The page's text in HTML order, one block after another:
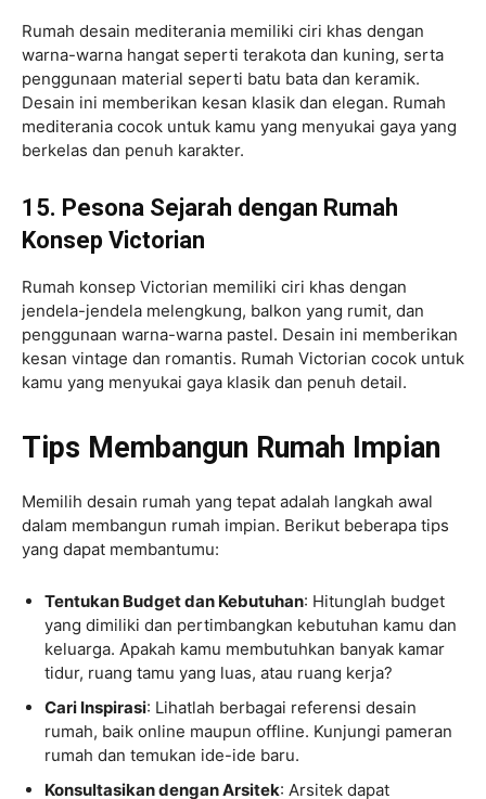
Rumah desain mediterania memiliki ciri khas dengan
warna-warna hangat seperti terakota dan kuning, serta
penggunaan material seperti batu bata dan keramik.
Desain ini memberikan kesan klasik dan elegan. Rumah
mediterania cocok untuk kamu yang menyukai gaya yang
berkelas dan penuh karakter.
15. Pesona Sejarah dengan Rumah
Konsep Victorian
Rumah konsep Victorian memiliki ciri khas dengan
jendela-jendela melengkung, balkon yang rumit, dan
penggunaan warna-warna pastel. Desain ini memberikan
kesan vintage dan romantis. Rumah Victorian cocok untuk
kamu yang menyukai gaya klasik dan penuh detail.
Tips Membangun Rumah Impian
Memilih desain rumah yang tepat adalah langkah awal
dalam membangun rumah impian. Berikut beberapa tips
yang dapat membantumu:
Tentukan Budget dan Kebutuhan: Hitunglah budget
yang dimiliki dan pertimbangkan kebutuhan kamu dan
keluarga. Apakah kamu membutuhkan banyak kamar
tidur, ruang tamu yang luas, atau ruang kerja?
Cari Inspirasi: Lihatlah berbagai referensi desain
rumah, baik online maupun offline. Kunjungi pameran
rumah dan temukan ide-ide baru.
Konsultasikan dengan Arsitek: Arsitek dapat